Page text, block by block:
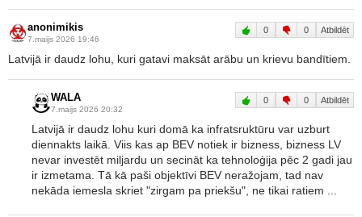
anonimikis
7.maijs 2026 19:46
0 0 Atbildēt
Latvijā ir daudz lohu, kuri gatavi maksāt arābu un krievu bandītiem.
WALA
7.maijs 2026 20:32
0 0 Atbildēt
Latvijā ir daudz lohu kuri domā ka infratsruktūru var uzburt
diennakts laikā. Viis kas ap BEV notiek ir bizness, bizness LV
nevar investēt miljardu un secināt ka tehnoloģija pēc 2 gadi jau
ir izmetama. Tā kā paši objektīvi BEV neražojam, tad nav
nekāda iemesla skriet "zirgam pa priekšu", ne tikai ratiem ...